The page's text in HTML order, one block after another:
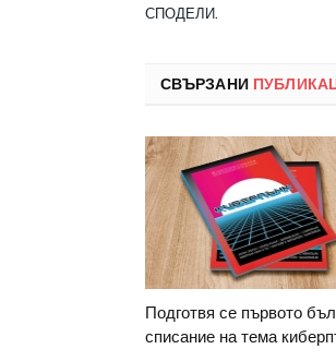
СПОДЕЛИ.
СВЪРЗАНИ
Подготвя се първото
списание на тема